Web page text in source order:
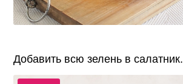
Добавить всю зелень в салатник.